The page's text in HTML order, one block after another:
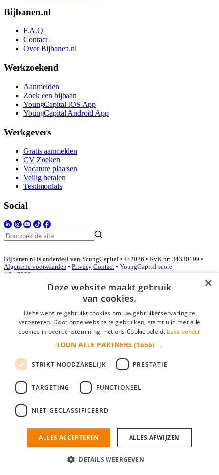
Bijbanen.nl
F.A.Q.
Contact
Over Bijbanen.nl
Werkzoekend
Aanmelden
Zoek een bijbaan
YoungCapital IOS App
YoungCapital Android App
Werkgevers
Gratis aanmelden
CV Zoeken
Vacature plaatsen
Veilig betalen
Testimonials
Social
Bijbanen.nl is onderdeel van YoungCapital • © 2026 • KvK nr: 34330199 •
Algemene voorwaarden • Privacy Contact • YoungCapital score
4.3 - 3366 reviews
Inloggen als bedrijf
*
login gegevens onthouden
login
Bedrijf aanmelden
nieuwe collega/werknemer zo gevonden!
×
Deze website maakt gebruik
van cookies.
Deze website gebruikt cookies om uw gebruikerservaring te
verbeteren. Door onze website te gebruiken, stemt u in met alle
cookies in overeenstemming met ons Cookiebeleid. Lees verder
TOON ALLE PARTNERS (1656) →
STRIKT NOODZAKELIJK PRESTATIE
TARGETING FUNCTIONEEL
NIET-GECLASSIFICEERD
ALLES ACCEPTEREN ALLES AFWIJZEN
DETAILS WEERGEVEN